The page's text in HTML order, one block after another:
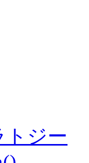
トジー